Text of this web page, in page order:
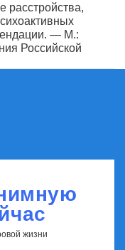
расстройства,
— М.:
Российской
жизни